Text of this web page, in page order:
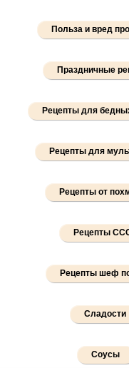
Польза и вред
Праздничные
Рецепты для
Рецепты для
Рецепты от
Рецепты
Рецепты шеф
Сладости
Соусы